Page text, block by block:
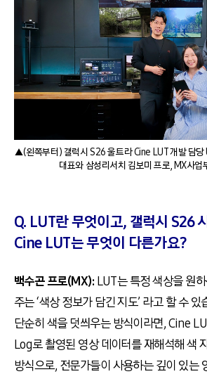
▲(왼쪽부터) 갤럭시 S26 울트라 Cine LUT 개발 담
대표와 삼성리서치 김보미 프로, MX사업
Q. LUT란 무엇이고, 갤럭시 S26
Cine LUT는 무엇이 다른가요?
백수곤 프로(MX):LUT는 특정 색상을 원
주는 ‘색상 정보가 담긴 지도’ 라고 할 수 있
단순히 색을 덧씌우는 방식이라면, Cine
Log로 촬영된 영상 데이터를 재해석해 색
방식으로, 전문가들이 사용하는 깊이 있는